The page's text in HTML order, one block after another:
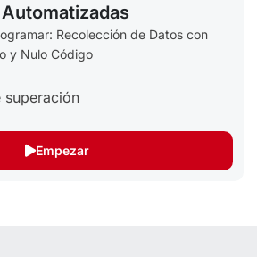
Recolección de Datos con
y Nulo Código
Empezar